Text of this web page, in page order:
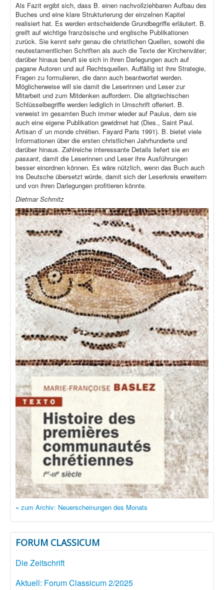
Als Fazit ergibt sich, dass B. einen nachvollziehbaren Aufbau des
Buches und eine klare Strukturierung der einzelnen Kapitel
realisiert hat. Es werden entscheidende Grundbegriffe erläutert. B.
greift auf wichtige französische und englische Publikationen
zurück. Sie kennt sehr genau die christlichen Quellen, sowohl die
neutestamentlichen Schriften als auch die Texte der Kirchenväter;
darüber hinaus beruft sie sich in ihren Darlegungen auch auf
pagane Autoren und auf Rechtsquellen. Auffällig ist ihre Strategie,
Fragen zu formulieren, die dann auch beantwortet werden.
Möglicherweise will sie damit die Leserinnen und Leser zur
Mitarbeit und zum Mitdenken auffordern. Die altgriechischen
Schlüsselbegriffe werden lediglich in Umschrift offeriert. B.
verweist im gesamten Buch immer wieder auf Paulus, dem sie
auch eine eigene Publikation gewidmet hat (Dies., Saint Paul.
Artisan d’ un monde chrétien. Fayard Paris 1991). B. bietet viele
Informationen über die ersten christlichen Jahrhunderte und
darüber hinaus. Zahlreiche interessante Details liefert sie en
passant, damit die Leserinnen und Leser ihre Ausführungen
besser einordnen können. Es wäre nützlich, wenn das Buch auch
ins Deutsche übersetzt würde, damit sich der Leserkreis erweitern
und von ihren Darlegungen profitieren könnte.
Dietmar Schmitz
» zum Archiv: Neuerscheinungen des Monats
FORUM CLASSICUM
Die Zeitschrift
Aktuell: Forum Classicum 2/2025